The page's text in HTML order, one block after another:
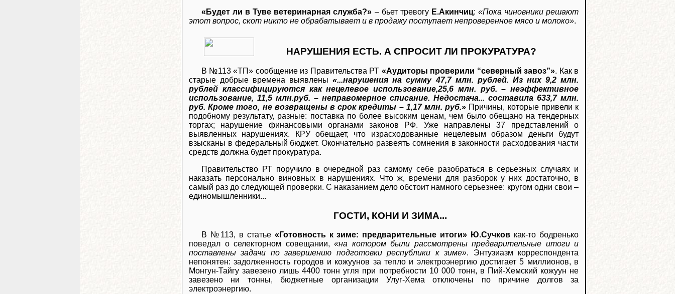
«Будет ли в Туве ветеринарная служба?» – бьет тревогу Е.Акинчиц: «Пока чиновники решают
этот вопрос, скот никто не обрабатывает и в продажу поступает непроверенное мясо и молоко».
НАРУШЕНИЯ ЕСТЬ. А СПРОСИТ ЛИ ПРОКУРАТУРА?
В №113 «ТП» сообщение из Правительства РТ «Аудиторы проверили “северный завоз”». Как в
старые добрые времена выявлены«...нарушения на сумму 47,7 млн. рублей. Из них 9,2 млн.
рублей классифицируются как нецелевое использование,25,6 млн. руб. – неэффективное
использование, 11,5 млн.руб. – неправомерное списание. Недостача... составила 633,7 млн.
руб. Кроме того, не возвращены в срок кредиты – 1,17 млн. руб.» Причины, которые привели к
подобному результату, разные: поставка по более высоким ценам, чем было обещано на тендерных
торгах; нарушение финансовыми органами законов РФ. Уже направлены 37 представлений о
выявленных нарушениях. КРУ обещает, что израсходованные нецелевым образом деньги будут
взысканы в федеральный бюджет. Окончательно развеять сомнения в законности расходования части
средств должна будет прокуратура.
Правительство РТ поручило в очередной раз самому себе разобраться в серьезных случаях и
наказать персонально виновных в нарушениях. Что ж, времени для разборок у них достаточно, в
самый раз до следующей проверки. С наказанием дело обстоит намного серьезнее: кругом одни свои –
единомышленники...
ГОСТИ, КОНИ И ЗИМА...
В №113, в статье «Готовность к зиме: предварительные итоги» Ю.Сучков как-то бодренько
поведал о селекторном совещании, «на котором были рассмотрены предварительные итоги и
поставлены задачи по завершению подготовки республики к зиме». Энтузиазм корреспондента
непонятен: задолженность городов и кожуунов за тепло и электроэнергию достигает 5 миллионов, в
Монгун-Тайгу завезено лишь 4400 тонн угля при потребности 10 000 тонн, в Пий-Хемский кожуун не
завезено ни тонны, бюджетные организации Улуг-Хема отключены по причине долгов за
электроэнергию.